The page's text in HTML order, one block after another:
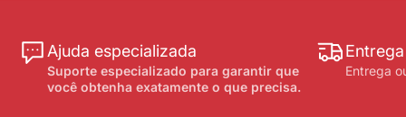
Ajuda especializada
Suporte especializado para garantir que
você obtenha exatamente o que precisa.
Entrega